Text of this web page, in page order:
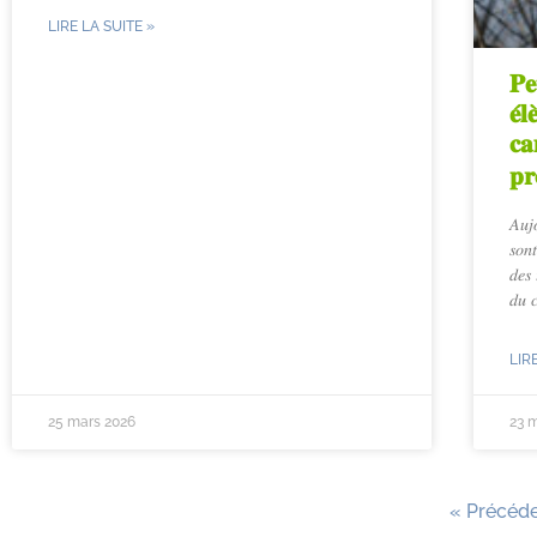
LIRE LA SUITE »
25 mars 2026
𝑑𝑒𝑠
𝑑𝑢
23
«